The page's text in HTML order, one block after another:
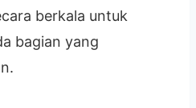
berkala untuk
bagian yang